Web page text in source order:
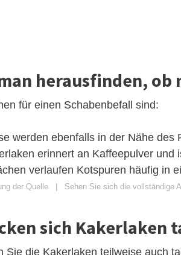
herausfinden, ob
für einen Schabenbefall sind:
werden ebenfalls in der Nähe des
erinnert an Kaffeepulver und
verlaufen Kotspuren häufig in
der Quelle Sehen Sie sich die vollständige
sich Kakerlaken
Sie die Kakerlaken teilweise auch